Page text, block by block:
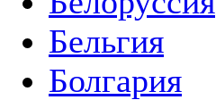
Бельгия
Болгария